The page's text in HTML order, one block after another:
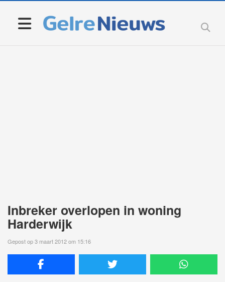
Inbreker overlopen in woning
Harderwijk
Gepost op 3 maart 2012 om 15:16